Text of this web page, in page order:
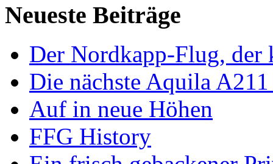
Neueste Beiträge
Der Nordkapp-Flug, der
Die nächste Aquila
Auf in neue Höhen
FFG History